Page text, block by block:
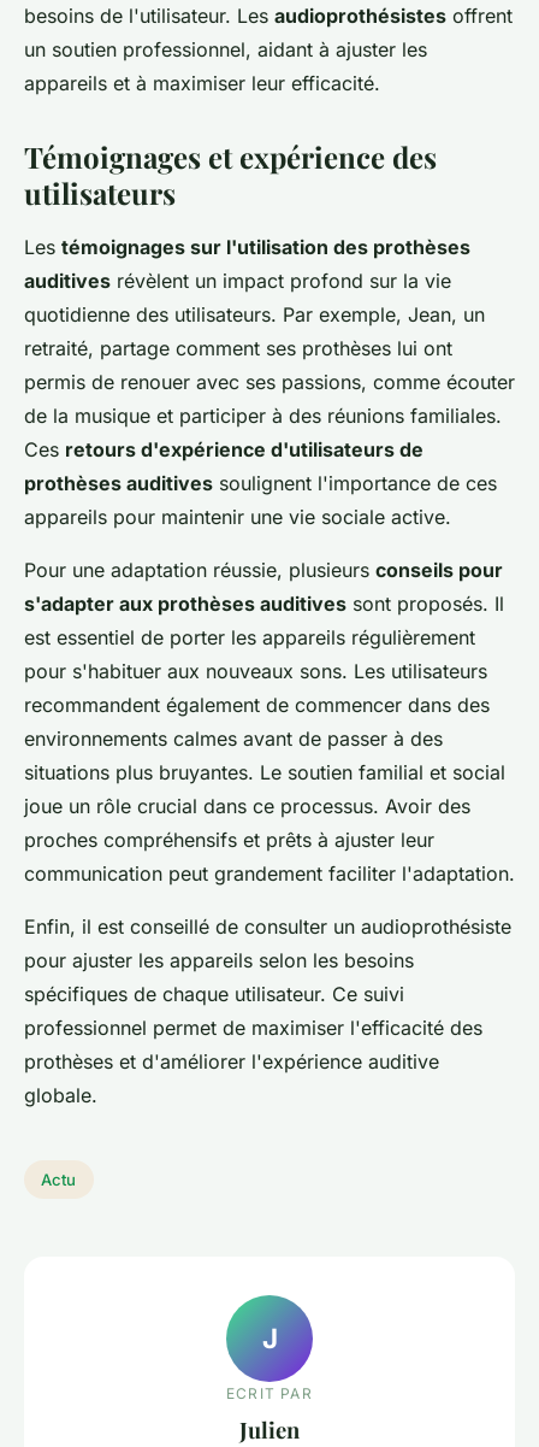
besoins de l'utilisateur. Les audioprothésistes offrent
un soutien professionnel, aidant à ajuster les
appareils et à maximiser leur efficacité.
Témoignages et expérience des
utilisateurs
Les témoignages sur l'utilisation des prothèses
auditives révèlent un impact profond sur la vie
quotidienne des utilisateurs. Par exemple, Jean, un
retraité, partage comment ses prothèses lui ont
permis de renouer avec ses passions, comme écouter
de la musique et participer à des réunions familiales.
Ces retours d'expérience d'utilisateurs de
prothèses auditives soulignent l'importance de ces
appareils pour maintenir une vie sociale active.
Pour une adaptation réussie, plusieurs conseils pour
s'adapter aux prothèses auditives sont proposés. Il
est essentiel de porter les appareils régulièrement
pour s'habituer aux nouveaux sons. Les utilisateurs
recommandent également de commencer dans des
environnements calmes avant de passer à des
situations plus bruyantes. Le soutien familial et social
joue un rôle crucial dans ce processus. Avoir des
proches compréhensifs et prêts à ajuster leur
communication peut grandement faciliter l'adaptation.
Enfin, il est conseillé de consulter un audioprothésiste
pour ajuster les appareils selon les besoins
spécifiques de chaque utilisateur. Ce suivi
professionnel permet de maximiser l'efficacité des
prothèses et d'améliorer l'expérience auditive
globale.
Actu
J
ECRIT PAR
Julien